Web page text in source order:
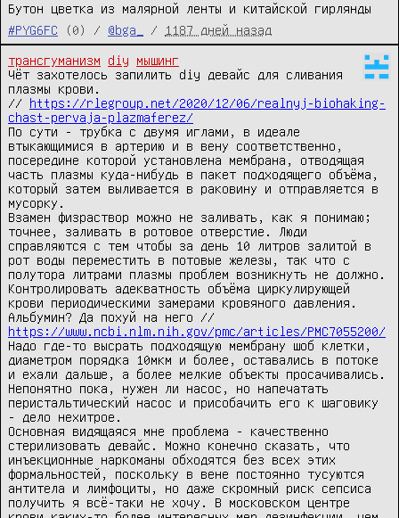
Бутон цветка из малярной ленты и китайской гирлянды
#PYG6FC
(0) / @bga_ / 1187 дней назад
трансгуманизм diy
мышинг
Чёт захотелось запилить diy девайс для сливания
плазмы крови.
// https://rlegroup.net/2020/12/06/realnyj-biohaking-
chast-pervaja-plazmaferez/
По сути - трубка с двумя иглами, в идеале
втыкающимися в артерию и в вену соответственно,
посередине которой установлена мембрана, отводящая
часть плазмы куда-нибудь в пакет подходящего объёма,
который затем выливается в раковину и отправляется в
мусорку.
Взамен физраствор можно не заливать, как я понимаю;
точнее, заливать в ротовое отверстие. Люди
справляются с тем чтобы за день 10 литров залитой в
рот воды переместить в потовые железы, так что с
полутора литрами плазмы проблем возникнуть не должно.
Контролировать адекватность объёма циркулирующей
крови периодическими замерами кровяного давления.
https://www.ncbi.nlm.nih.gov/pmc/articles/PMC7055200/
Надо где-то высрать подходящую мембрану шоб клетки,
диаметром порядка 10мкм и более, оставались в потоке
и ехали дальше, а более мелкие объекты просачивались.
Непонятно пока, нужен ли насос, но напечатать
перистальтический насос и присобачить его к шаговику
- дело нехитрое.
Основная видящаяся мне проблема - качественно
стерилизовать девайс. Можно конечно сказать, что
инъекционные наркоманы обходятся без всех этих
формальностей, поскольку в вене постоянно тусуются
антитела и лимфоциты, но даже скромный риск сепсиса
получить я всё-таки не хочу. В московском центре